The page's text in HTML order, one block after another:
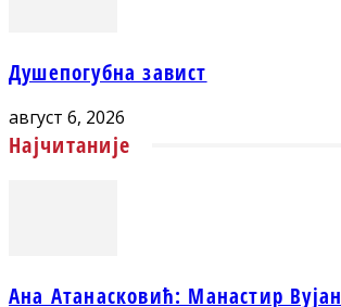
Душепогубна завист
август 6, 2026
Најчитаније
Ана Атанасковић: Манастир Вујан